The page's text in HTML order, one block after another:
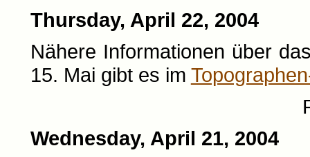
Thursday, April 22, 2004
Nähere Informationen über
15. Mai gibt es im
Wednesday, April 21, 2004